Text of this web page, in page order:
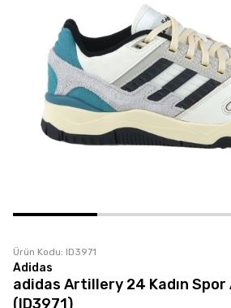
Ürün Kodu: ID3971
Adidas
adidas Artillery 24 Kadın Spor
(ID3971)